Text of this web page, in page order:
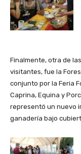
Finalmente, otra de
visitantes, fue la
conjunto por la Feria
Caprina, Equina y
representó un nuevo
ganadería bajo